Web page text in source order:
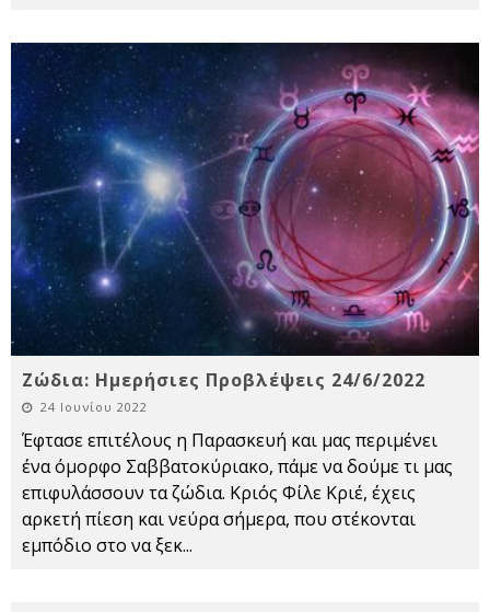
Ζώδια: Ημερήσιες Προβλέψεις 24/6/2022
24 Ιουνίου 2022
Έφτασε επιτέλους η Παρασκευή και μας περιμένει
ένα όμορφο Σαββατοκύριακο, πάμε να δούμε τι μας
επιφυλάσσουν τα ζώδια. Κριός Φίλε Κριέ, έχεις
αρκετή πίεση και νεύρα σήμερα, που στέκονται
εμπόδιο στο να ξεκ...